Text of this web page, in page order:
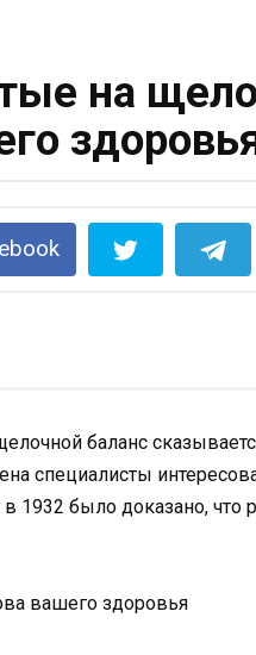
на
баланс
специалисты
1932 было доказано, что